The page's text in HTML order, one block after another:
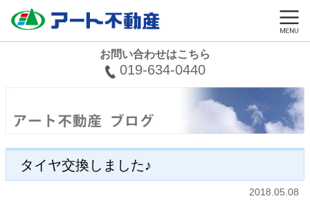
お問い合わせはこちら
019-634-0440
タイヤ交換しました♪
2018.05.08